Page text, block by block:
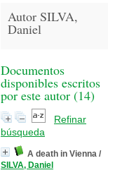
Autor SILVA,
Daniel
Documentos
disponibles escritos
por este autor (14)
Refinar
búsqueda
A death in Vienna /
SILVA, Daniel